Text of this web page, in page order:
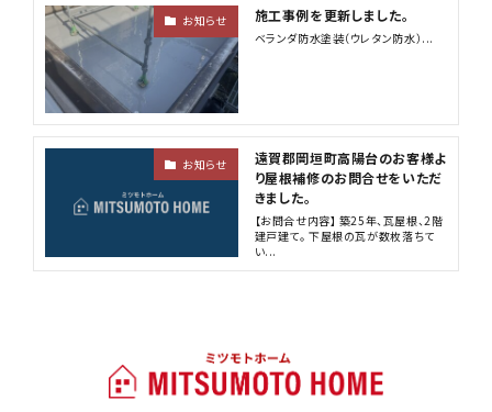
お知らせ 施工事例を更新しました。
ベランダ防水塗装（ウレタン防水）...
お知らせ
遠賀郡岡垣町高陽台のお客様よ
り屋根補修のお問合せをいただ
きました。
【お問合せ内容】 築25年、瓦屋根、2階
建戸建て。 下屋根の瓦が数枚落ちて
い...